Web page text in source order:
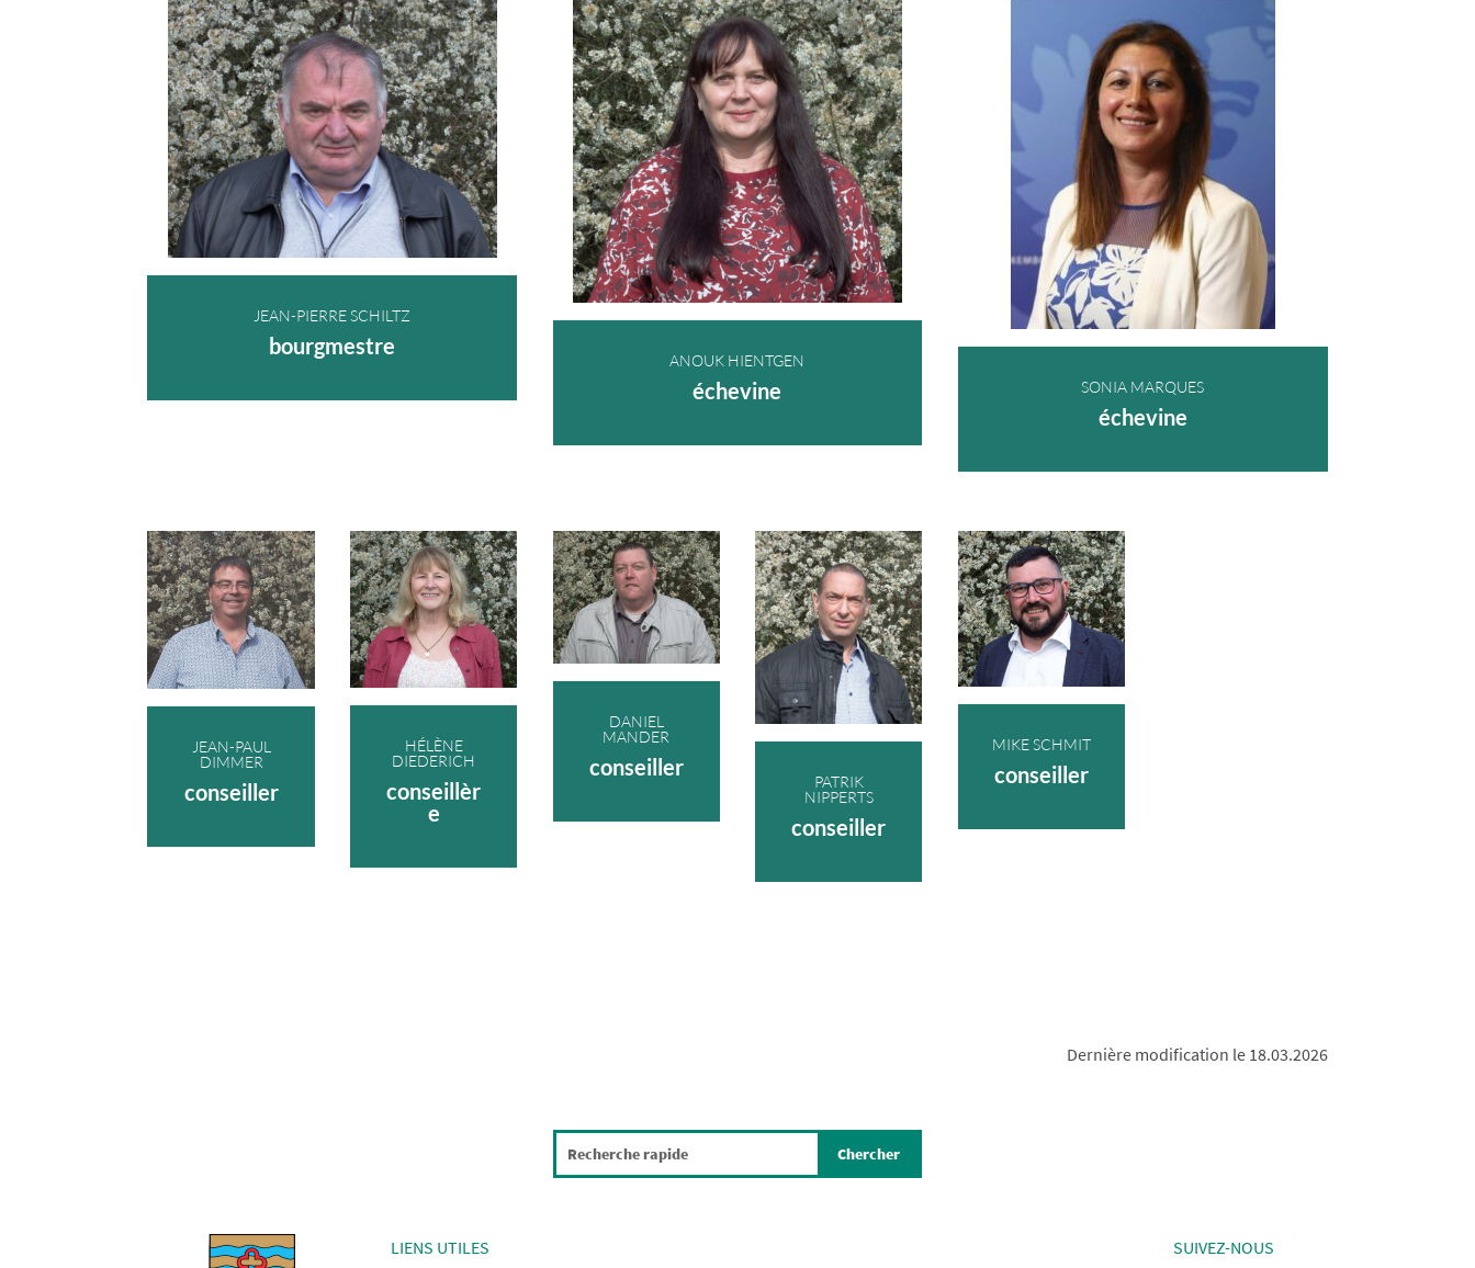
JEAN-PIERRE SCHILTZ
bourgmestre
ANOUK HIENTGEN
échevine SONIA MARQUES
échevine
JEAN-PAUL
DIMMER
conseiller
HÉLÈNE
DIEDERICH
conseillèr
e
DANIEL
MANDER
conseiller
PATRIK
NIPPERTS
conseiller
MIKE SCHMIT
conseiller
Dernière modification le 18.03.2026
LIENS UTILES SUIVEZ-NOUS